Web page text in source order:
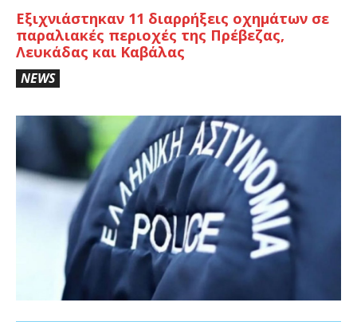
Εξιχνιάστηκαν 11 διαρρήξεις οχημάτων σε
παραλιακές περιοχές της Πρέβεζας,
Λευκάδας και Καβάλας
NEWS